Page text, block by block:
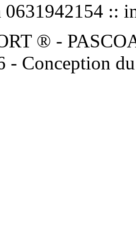
0631942154 ::
® -
- Conception